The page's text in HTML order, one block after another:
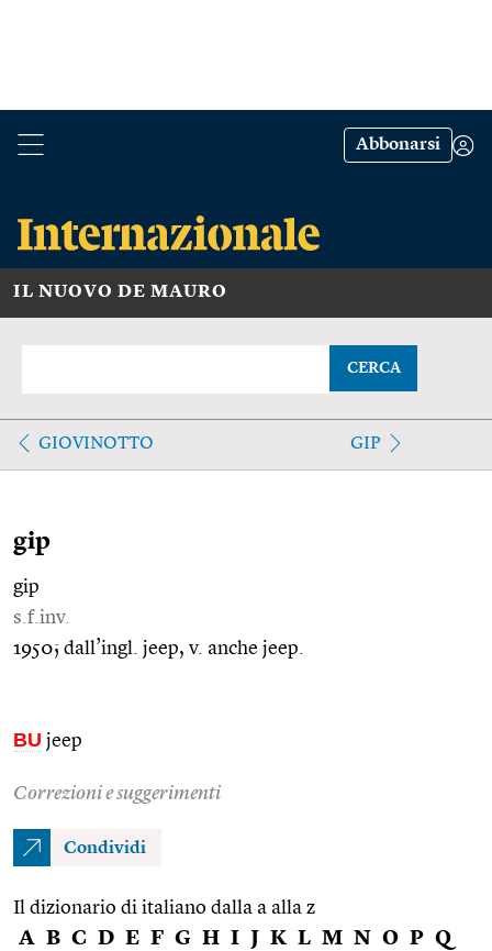
Abbonarsi
IL NUOVO DE MAURO
CERCA
GIOVINOTTO GIP
gip
gip
s.f.inv.
1950; dall’ingl. jeep, v. anche jeep.
BU jeep
Correzioni e suggerimenti
Condividi
Il dizionario di italiano dalla a alla z
A B C D E F G H I J K L M N O P Q